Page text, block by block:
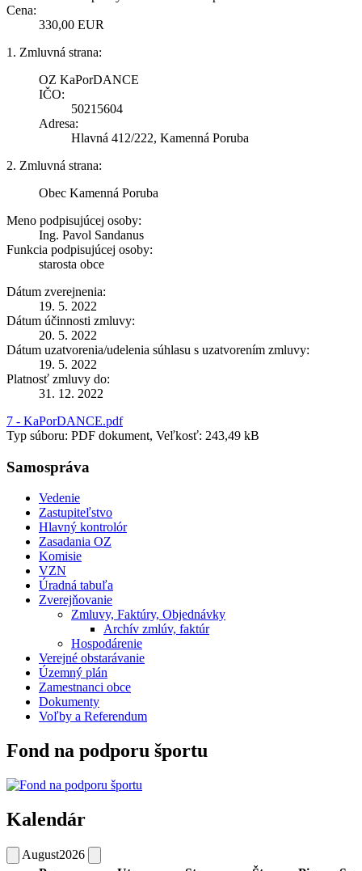
Cena:
330,00 EUR
1. Zmluvná strana:
OZ KaPorDANCE
IČO:
50215604
Adresa:
Hlavná 412/222, Kamenná Poruba
2. Zmluvná strana:
Obec Kamenná Poruba
Meno podpisujúcej osoby:
Ing. Pavol Sandanus
Funkcia podpisujúcej osoby:
starosta obce
Dátum zverejnenia:
19. 5. 2022
Dátum účinnosti zmluvy:
20. 5. 2022
Dátum uzatvorenia/udelenia súhlasu s uzatvorením zmluvy:
19. 5. 2022
Platnosť zmluvy do:
31. 12. 2022
7 - KaPorDANCE.pdf
Typ súboru: PDF dokument, Veľkosť: 243,49 kB
Samospráva
Vedenie
Zastupiteľstvo
Hlavný kontrolór
Zasadania OZ
Komisie
VZN
Úradná tabuľa
Zverejňovanie
Zmluvy, Faktúry, Objednávky
Archív zmlúv, faktúr
Hospodárenie
Verejné obstarávanie
Územný plán
Zamestnanci obce
Dokumenty
Voľby a Referendum
Fond na podporu športu
Kalendár
August2026